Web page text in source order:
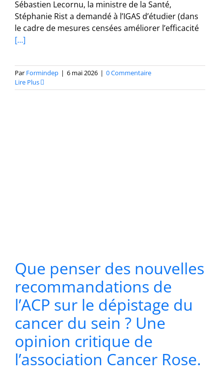
Sébastien Lecornu, la ministre de la Santé,
Stéphanie Rist a demandé à l’IGAS d’étudier (dans
le cadre de mesures censées améliorer l’efficacité
[...]
Par Formindep | 6 mai 2026 | 0 Commentaire
Lire Plus
Que penser des nouvelles
recommandations de
l’ACP sur le dépistage du
cancer du sein ? Une
opinion critique de
l’association Cancer Rose.